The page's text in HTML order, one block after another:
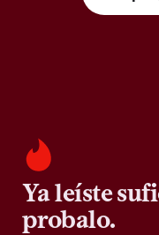
Ya leíste
probalo.